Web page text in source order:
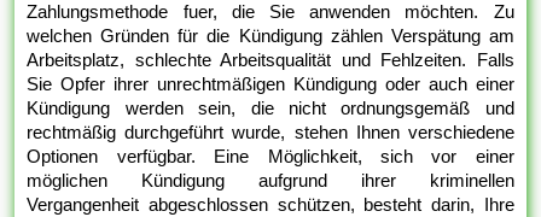
Zahlungsmethode fuer, die Sie anwenden möchten. Zu
welchen Gründen für die Kündigung zählen Verspätung am
Arbeitsplatz, schlechte Arbeitsqualität und Fehlzeiten. Falls
Sie Opfer ihrer unrechtmäßigen Kündigung oder auch einer
Kündigung werden sein, die nicht ordnungsgemäß und
rechtmäßig durchgeführt wurde, stehen Ihnen verschiedene
Optionen verfügbar. Eine Möglichkeit, sich vor einer
möglichen Kündigung aufgrund ihrer kriminellen
Vergangenheit abgeschlossen schützen, besteht darin, Ihre